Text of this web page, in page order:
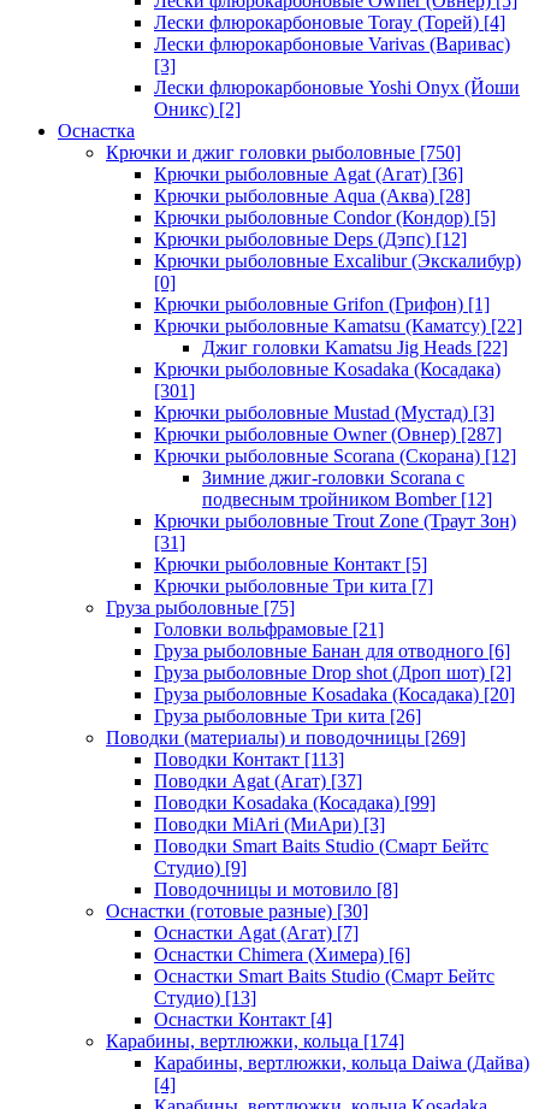
Лески флюрокарбоновые Toray (Торей) [4]
Лески флюрокарбоновые Varivas (Варивас)
[3]
Лески флюрокарбоновые Yoshi Onyx (Йоши
Оникс) [2]
Оснастка
Крючки и джиг головки рыболовные [750]
Крючки рыболовные Agat (Агат) [36]
Крючки рыболовные Aqua (Аква) [28]
Крючки рыболовные Condor (Кондор) [5]
Крючки рыболовные Deps (Дэпс) [12]
Крючки рыболовные Excalibur (Экскалибур)
[0]
Крючки рыболовные Grifon (Грифон) [1]
Крючки рыболовные Kamatsu (Каматсу) [22]
Джиг головки Kamatsu Jig Heads [22]
Крючки рыболовные Kosadaka (Косадака)
[301]
Крючки рыболовные Mustad (Мустад) [3]
Крючки рыболовные Owner (Овнер) [287]
Крючки рыболовные Scorana (Скорана) [12]
Зимние джиг-головки Scorana с
подвесным тройником Bomber[12]
Крючки рыболовные Trout Zone (Траут Зон)
[31]
Крючки рыболовные Контакт [5]
Крючки рыболовные Три кита [7]
Груза рыболовные [75]
Головки вольфрамовые [21]
Груза рыболовные Банан для отводного [6]
Груза рыболовные Drop shot (Дроп шот) [2]
Груза рыболовные Kosadaka (Косадака) [20]
Груза рыболовные Три кита [26]
Поводки (материалы) и поводочницы [269]
Поводки Контакт [113]
Поводки Agat (Агат) [37]
Поводки Kosadaka (Косадака) [99]
Поводки MiAri (МиАри) [3]
Поводки Smart Baits Studio (Смарт Бейтс
Студио) [9]
Поводочницы и мотовило [8]
Оснастки (готовые разные) [30]
Оснастки Agat (Агат) [7]
Оснастки Chimera (Химера) [6]
Оснастки Smart Baits Studio (Смарт Бейтс
Студио) [13]
Оснастки Контакт [4]
Карабины, вертлюжки, кольца [174]
Карабины, вертлюжки, кольца Daiwa (Дайва)
[4]